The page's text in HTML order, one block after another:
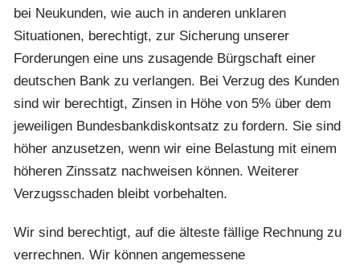
bei Neukunden, wie auch in anderen unklaren
Situationen, berechtigt, zur Sicherung unserer
Forderungen eine uns zusagende Bürgschaft einer
deutschen Bank zu verlangen. Bei Verzug des Kunden
sind wir berechtigt, Zinsen in Höhe von 5% über dem
jeweiligen Bundesbankdiskontsatz zu fordern. Sie sind
höher anzusetzen, wenn wir eine Belastung mit einem
höheren Zinssatz nachweisen können. Weiterer
Verzugsschaden bleibt vorbehalten.
Wir sind berechtigt, auf die älteste fällige Rechnung zu
verrechnen. Wir können angemessene